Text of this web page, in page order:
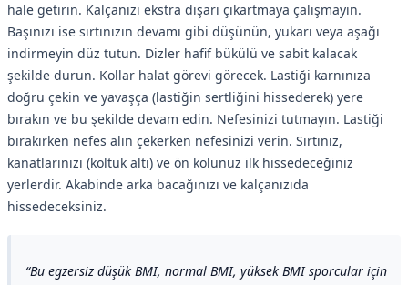
hale getirin. Kalçanızı ekstra dışarı çıkartmaya çalışmayın.
Başınızı ise sırtınızın devamı gibi düşünün, yukarı veya aşağı
indirmeyin düz tutun. Dizler hafif bükülü ve sabit kalacak
şekilde durun. Kollar halat görevi görecek. Lastiği karnınıza
doğru çekin ve yavaşça (lastiğin sertliğini hissederek) yere
bırakın ve bu şekilde devam edin. Nefesinizi tutmayın. Lastiği
bırakırken nefes alın çekerken nefesinizi verin. Sırtınız,
kanatlarınızı (koltuk altı) ve ön kolunuz ilk hissedeceğiniz
yerlerdir. Akabinde arka bacağınızı ve kalçanızıda
hissedeceksiniz.
Bu egzersiz düşük BMI, normal BMI, yüksek BMI sporcular için